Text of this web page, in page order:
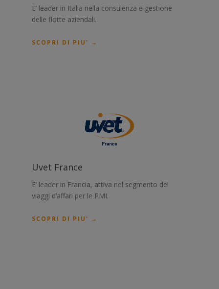
E’ leader in Italia nella consulenza e gestione
delle flotte aziendali.
SCOPRI DI PIU' →
Uvet France
E’ leader in Francia, attiva nel segmento dei
viaggi d’affari per le PMI.
SCOPRI DI PIU' →